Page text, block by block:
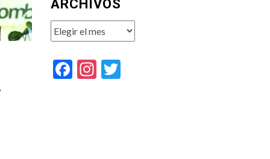
ARCHIVOS
Archivos
Facebook
Instagram
Twitter